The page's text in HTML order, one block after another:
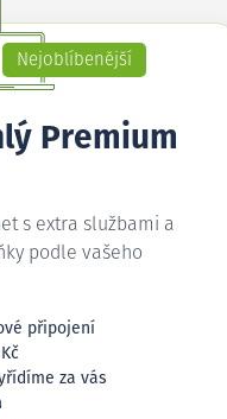
Nejoblíbenější
Premium
s extra službami a
podle vašeho
připojení
za vás